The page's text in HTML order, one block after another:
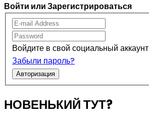
Войти или Зарегистрироваться
Войдите в свой социальный аккаунт
Забыли пароль?
Авторизация
НОВЕНЬКИЙ ТУТ?